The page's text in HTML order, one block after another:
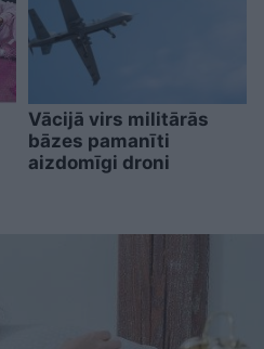
Vācijā virs militārās
bāzes pamanīti
aizdomīgi droni